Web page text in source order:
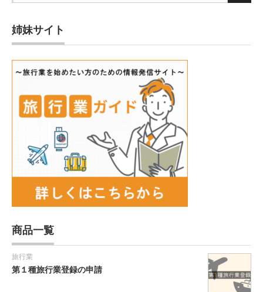
姉妹サイト
商品一覧
旅行業
第１種旅行業登録の申請